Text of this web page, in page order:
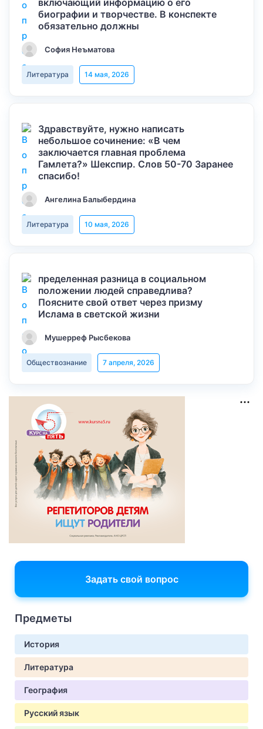
включающий информацию о его
биографии и творчестве. В конспекте
обязательно должны
София Неъматова
Литература 14 мая, 2026
Здравствуйте, нужно написать
небольшое сочинение: «В чем
заключается главная проблема
Гамлета?» Шекспир. Слов 50-70 Заранее
спасибо!
Ангелина Балыбердина
Литература 10 мая, 2026
пределенная разница в социальном
положении людей справедлива?
Поясните свой ответ через призму
Ислама в светской жизни
Мушерреф Рысбекова
Обществознание 7 апреля, 2026
Задать свой вопрос
Предметы
История
Литература
География
Русский язык